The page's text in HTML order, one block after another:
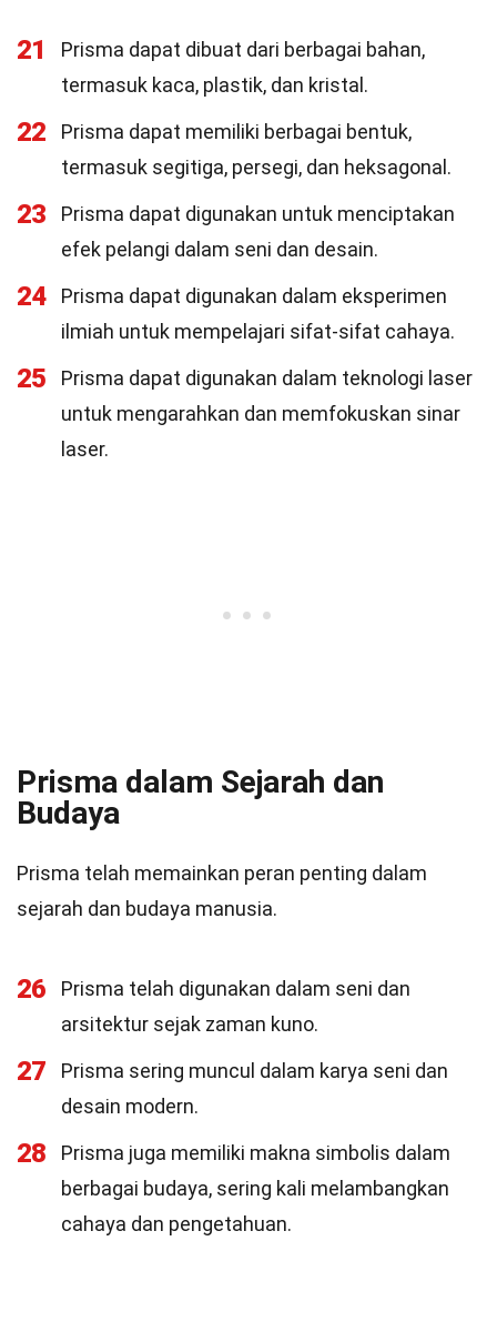
21
Prisma dapat dibuat dari berbagai bahan,
termasuk kaca, plastik, dan kristal.
22
Prisma dapat memiliki berbagai bentuk,
termasuk segitiga, persegi, dan heksagonal.
23
Prisma dapat digunakan untuk menciptakan
efek pelangi dalam seni dan desain.
24
Prisma dapat digunakan dalam eksperimen
ilmiah untuk mempelajari sifat-sifat cahaya.
25
Prisma dapat digunakan dalam teknologi laser
untuk mengarahkan dan memfokuskan sinar
laser.
Prisma dalam Sejarah dan
Budaya
Prisma telah memainkan peran penting dalam
sejarah dan budaya manusia.
26
Prisma telah digunakan dalam seni dan
arsitektur sejak zaman kuno.
27
Prisma sering muncul dalam karya seni dan
desain modern.
28
Prisma juga memiliki makna simbolis dalam
berbagai budaya, sering kali melambangkan
cahaya dan pengetahuan.